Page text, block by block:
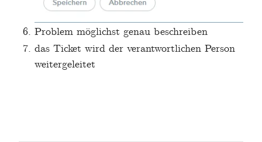
Problem möglichst genau beschreiben
das Ticket wird der verantwortlichen Person
weitergeleitet